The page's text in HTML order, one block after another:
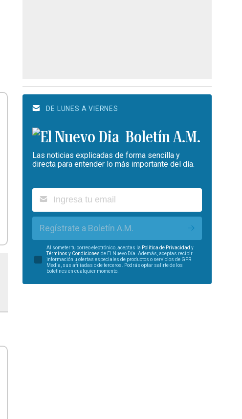
DE LUNES A VIERNES
Boletín A.M.
Las noticias explicadas de forma sencilla y
directa para entender lo más importante del día.
Regístrate a Boletín A.M.
Al someter tu correo electrónico, aceptas la Política de Privacidad y
Términos y Condiciones de El Nuevo Día. Además, aceptas recibir
información u ofertas especiales de productos o servicios de GFR
Media, sus afiliadas o de terceros. Podrás optar salirte de los
boletines en cualquier momento.